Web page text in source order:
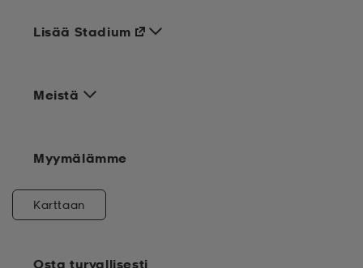
Meistä
Osta turvallisesti
Lisää Stadium
Myymälämme
Karttaan